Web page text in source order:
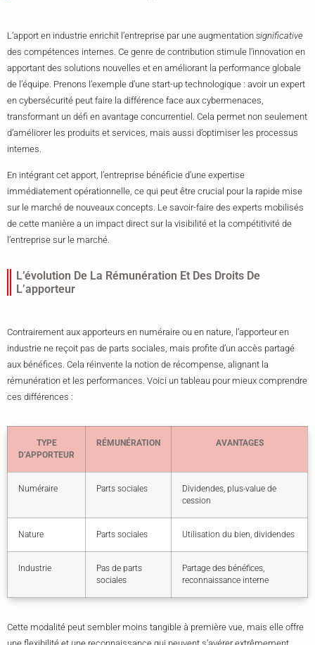
L’apport en industrie enrichit l’entreprise par une augmentation significative
des compétences internes. Ce genre de contribution stimule l’innovation en
apportant des solutions nouvelles et en améliorant la performance globale
de l’équipe. Prenons l’exemple d’une start-up technologique : avoir un expert
en cybersécurité peut faire la différence face aux cybermenaces,
transformant un défi en avantage concurrentiel. Cela permet non seulement
d’améliorer les produits et services, mais aussi d’optimiser les processus
internes.
En intégrant cet apport, l’entreprise bénéficie d’une expertise
immédiatement opérationnelle, ce qui peut être crucial pour la rapide mise
sur le marché de nouveaux concepts. Le savoir-faire des experts mobilisés
de cette manière a un impact direct sur la visibilité et la compétitivité de
l’entreprise sur le marché.
L’évolution De La Rémunération Et Des Droits De
L’apporteur
Contrairement aux apporteurs en numéraire ou en nature, l’apporteur en
industrie ne reçoit pas de parts sociales, mais profite d’un accès partagé
aux bénéfices. Cela réinvente la notion de récompense, alignant la
rémunération et les performances. Voici un tableau pour mieux comprendre
ces différences :
TYPE
D’APPORTEUR
RÉMUNÉRATION AVANTAGES
Numéraire Parts sociales
Dividendes, plus-value de
cession
Nature Parts sociales Utilisation du bien, dividendes
Industrie
Pas de parts
sociales
Partage des bénéfices,
reconnaissance interne
Cette modalité peut sembler moins tangible à première vue, mais elle offre